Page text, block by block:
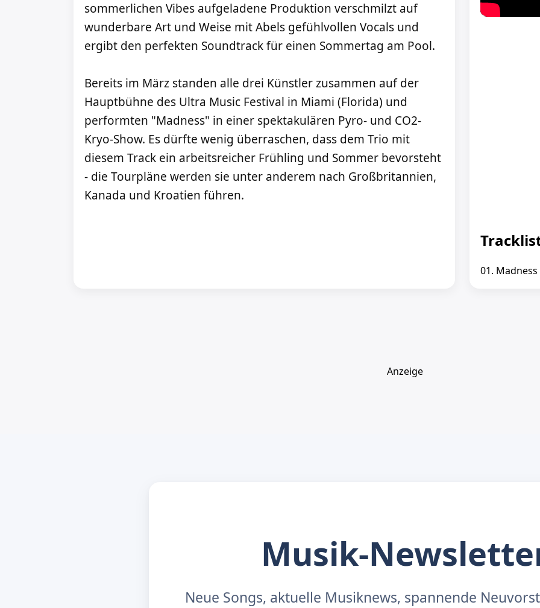
sommerlichen Vibes aufgeladene Produktion verschmilzt auf
wunderbare Art und Weise mit Abels gefühlvollen Vocals und
ergibt den perfekten Soundtrack für einen Sommertag am Pool.
Bereits im März standen alle drei Künstler zusammen auf der
Hauptbühne des Ultra Music Festival in Miami (Florida) und
performten "Madness" in einer spektakulären Pyro- und CO2-
Kryo-Show. Es dürfte wenig überraschen, dass dem Trio mit
diesem Track ein arbeitsreicher Frühling und Sommer bevorsteht
- die Tourpläne werden sie unter anderem nach Großbritannien,
Kanada und Kroatien führen.
01.
Anzeige
Musik-
Neue Songs, aktuelle Musiknews, spannende